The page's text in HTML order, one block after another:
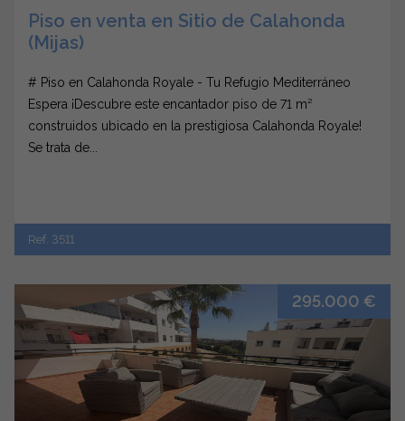
Piso en venta en Sitio de Calahonda
(Mijas)
# Piso en Calahonda Royale - Tu Refugio Mediterráneo
Espera ¡Descubre este encantador piso de 71 m²
construidos ubicado en la prestigiosa Calahonda Royale!
Se trata de...
Ref. 3511
295.000 €